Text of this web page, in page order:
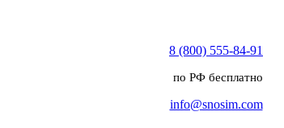
8 (800) 555-84-91
по РФ бесплатно
info@snosim.com